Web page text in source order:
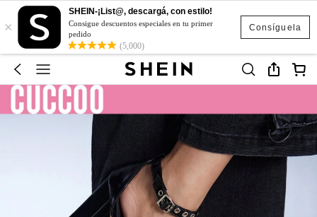
Consíguela
×
SHEIN-¡List@, descargá, con estilo!
Consigue descuentos especiales en tu primer
pedido
(5,000)